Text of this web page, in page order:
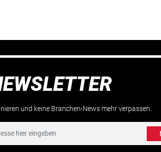
und keine Branchen-News mehr verpassen.